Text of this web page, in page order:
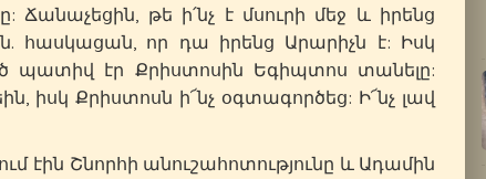
Ճանաչեցին, թե ի՛նչ է մսուրի մեջ և իրենց
հասկացան, որ դա իրենց Արարիչն է: Իսկ
պատիվ էր Քրիստոսին Եգիպտոս տանելը:
իսկ Քրիստոսն ի՜նչ օգտագործեց: Ի՜նչ լավ
Շնորհի անուշահոտությունը և Ադամին